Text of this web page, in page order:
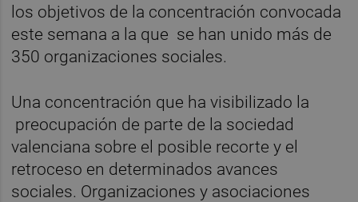
los objetivos de la concentración convocada
este semana a la que se han unido más de
350 organizaciones sociales.
Una concentración que ha visibilizado la
preocupación de parte de la sociedad
valenciana sobre el posible recorte y el
retroceso en determinados avances
sociales. Organizaciones y asociaciones